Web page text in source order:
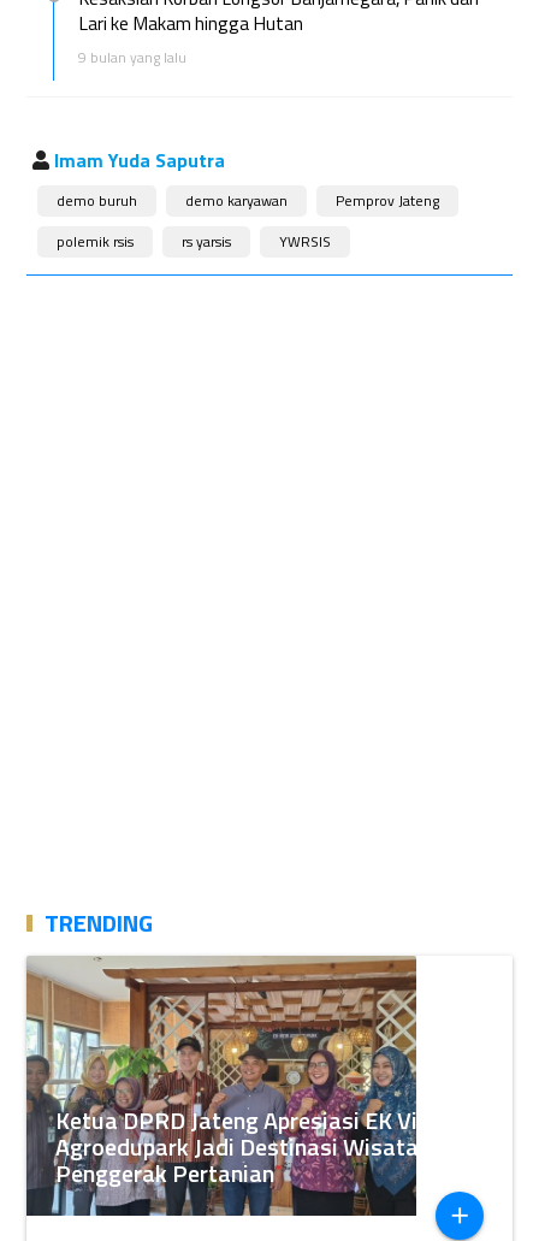
Lari ke Makam hingga Hutan
9 bulan yang lalu
Imam Yuda Saputra
demo buruh demo karyawan
Pemprov Jateng
polemik rsis
rs yarsis YWRSIS
TRENDING
Ketua DPRD Jateng Apresiasi EK View
Agroedupark Jadi Destinasi Wisata
Penggerak Pertanian
add